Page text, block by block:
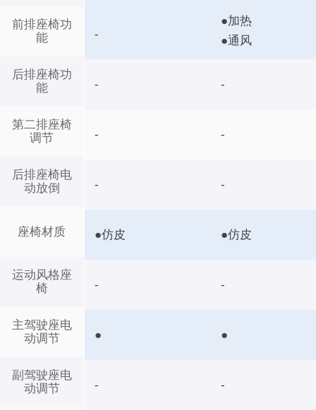
前排座椅功
能
后排座椅功
能
第二排座椅
调节
后排座椅电
动放倒
座椅材质
运动风格座
椅
主驾驶座电
动调节
副驾驶座电
动调节
-
●加热
●通风
- -
- -
- -
●仿皮 ●仿皮
- -
● ●
- -